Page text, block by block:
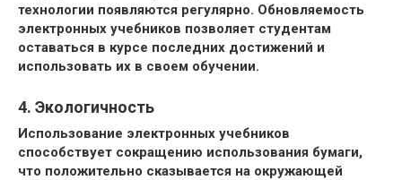
технологии появляются регулярно. Обновляемость
электронных учебников позволяет студентам
оставаться в курсе последних достижений и
использовать их в своем обучении.
4. Экологичность
Использование электронных учебников
способствует сокращению использования бумаги,
что положительно сказывается на окружающей